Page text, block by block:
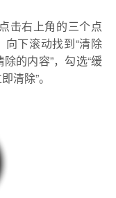
击右上角的三个点
向下滚动找到“清除
的内容”，勾选“缓
清除”。